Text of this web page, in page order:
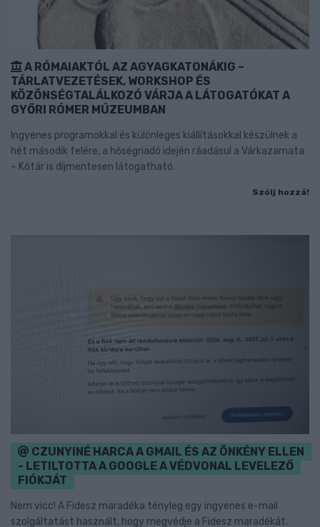
A RÓMAIAKTÓL AZ AGYAGKATONÁKIG –
TÁRLATVEZETÉSEK, WORKSHOP ÉS
KÖZÖNSÉGTALÁLKOZÓ VÁRJA A LÁTOGATÓKAT A
GYŐRI RÓMER MÚZEUMBAN
Ingyenes programokkal és különleges kiállításokkal készülnek a
hét második felére, a hőségriadó idején ráadásul a Várkazamata
– Kőtár is díjmentesen látogatható.
Szólj hozzá!
CZUNYINÉ HARCA A GMAIL ÉS AZ ÖNKÉNY ELLEN
- LETILTOTTA A GOOGLE A VÉDVONAL LEVELEZŐ
FIÓKJÁT
Nem vicc! A Fidesz maradéka tényleg egy ingyenes e-mail
szolgáltatást használt, hogy megvédje a Fidesz maradékát.